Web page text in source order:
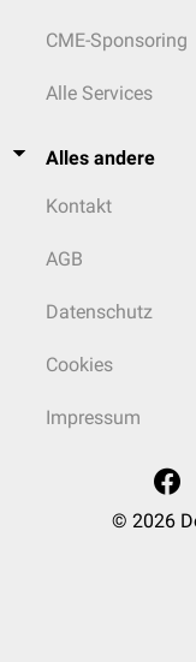
CME-Sponsoring
Alle Services
Alles andere
Kontakt
AGB
Datenschutz
Cookies
Impressum
© 2026